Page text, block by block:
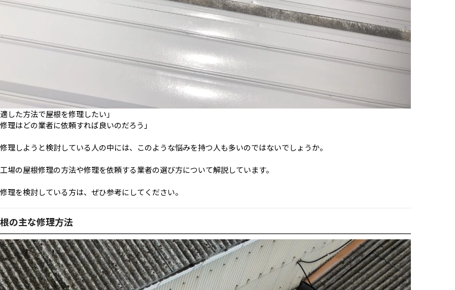
した方法で屋根を修理したい」
理はどの業者に依頼すれば良いのだろう」
理しようと検討している人の中には、このような悩みを持つ人も多いのではないでしょうか。
場の屋根修理の方法や修理を依頼する業者の選び方について解説しています。
理を検討している方は、ぜひ参考にしてください。
の主な修理方法